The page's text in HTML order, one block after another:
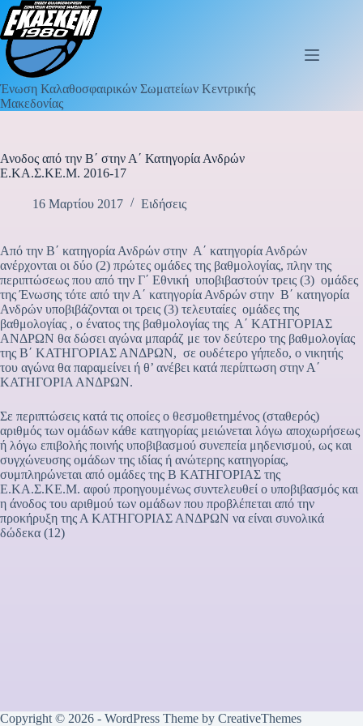
Ένωση Καλαθοσφαιρικών Σωματείων Κεντρικής
Μακεδονίας
Ανοδος από την Β΄ στην Α΄ Κατηγορία Ανδρών
Ε.ΚΑ.Σ.ΚΕ.Μ. 2016-17
16 Μαρτίου 2017 Ειδήσεις
Από την Β΄ κατηγορία Ανδρών στην Α΄ κατηγορία Ανδρών
ανέρχονται οι δύο (2) πρώτες ομάδες της βαθμολογίας, πλην της
περιπτώσεως που από την Γ΄ Εθνική υποβιβαστούν τρεις (3) ομάδες
της Ένωσης τότε από την Α΄ κατηγορία Ανδρών στην Β΄ κατηγορία
Ανδρών υποβιβάζονται οι τρεις (3) τελευταίες ομάδες της
βαθμολογίας , ο ένατος της βαθμολογίας της Α΄ ΚΑΤΗΓΟΡΙΑΣ
ΑΝΔΡΩΝ θα δώσει αγώνα μπαράζ με τον δεύτερο της βαθμολογίας
της Β΄ ΚΑΤΗΓΟΡΙΑΣ ΑΝΔΡΩΝ, σε ουδέτερο γήπεδο, ο νικητής
του αγώνα θα παραμείνει ή θ’ ανέβει κατά περίπτωση στην Α΄
ΚΑΤΗΓΟΡΙΑ ΑΝΔΡΩΝ.
Σε περιπτώσεις κατά τις οποίες ο θεσµοθετηµένος (σταθερός)
αριθμός των ομάδων κάθε κατηγορίας μειώνεται λόγω αποχωρήσεως
ή λόγω επιβολής ποινής υποβιβασμού συνεπεία μηδενισμού, ως και
συγχώνευσης ομάδων της ιδίας ή ανώτερης κατηγορίας,
συμπληρώνεται από ομάδες της Β ΚΑΤΗΓΟΡΙΑΣ της
Ε.ΚΑ.Σ.ΚΕ.Μ. αφού προηγουμένως συντελευθεί ο υποβιβασμός και
η άνοδος του αριθμού των ομάδων που προβλέπεται από την
προκήρυξη της Α ΚΑΤΗΓΟΡΙΑΣ ΑΝΔΡΩΝ να είναι συνολικά
δώδεκα (12)
Copyright © 2026 - WordPress Theme by CreativeThemes